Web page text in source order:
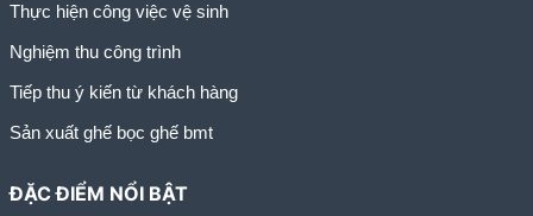
Thực hiện công việc vệ sinh
Nghiệm thu công trình
Tiếp thu ý kiến từ khách hàng
Sản xuất ghế bọc ghế bmt
ĐẶC ĐIỂM NỔI BẬT